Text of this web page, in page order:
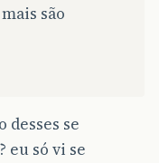
são
desses se
eu só vi se